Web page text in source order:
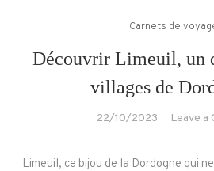
Carnets de
Découvrir Limeuil, un
villages de
22/10/2023 Leave a
Limeuil, ce bijou de la Dordogne qui